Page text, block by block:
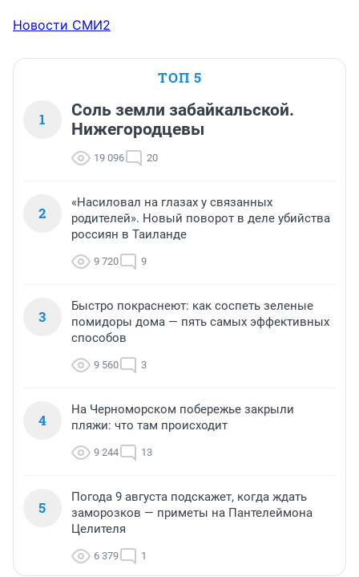
Новости СМИ2
ТОП 5
1
Соль земли забайкальской.
Нижегородцевы
19 096 20
2
«Насиловал на глазах у связанных
родителей». Новый поворот в деле убийства
россиян в Таиланде
9 720 9
3
Быстро покраснеют: как соспеть зеленые
помидоры дома — пять самых эффективных
способов
9 560 3
4
На Черноморском побережье закрыли
пляжи: что там происходит
9 244 13
5
Погода 9 августа подскажет, когда ждать
заморозков — приметы на Пантелеймона
Целителя
6 379 1